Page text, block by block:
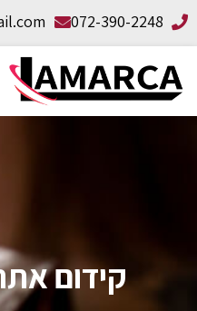
072-390-2248
קידום